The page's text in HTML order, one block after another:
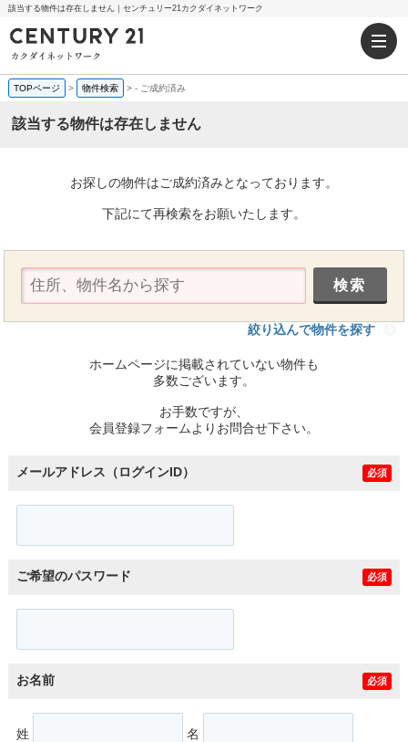
該当する物件は存在しません｜センチュリー21カクダイネットワーク
TOPページ > 物件検索 >- ご成約済み
該当する物件は存在しません
お探しの物件はご成約済みとなっております。
下記にて再検索をお願いたします。
絞り込んで物件を探す
ホームページに掲載されていない物件も
多数ございます。
お手数ですが、
会員登録フォームよりお問合せ下さい。
メールアドレス（ログインID） 必須
ご希望のパスワード 必須
お名前 必須
姓 名